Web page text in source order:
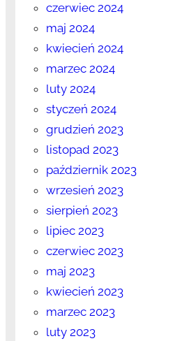
czerwiec 2024
maj 2024
kwiecień 2024
marzec 2024
luty 2024
styczeń 2024
grudzień 2023
listopad 2023
październik 2023
wrzesień 2023
sierpień 2023
lipiec 2023
czerwiec 2023
maj 2023
kwiecień 2023
marzec 2023
luty 2023